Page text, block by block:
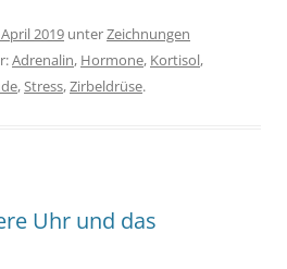
2019 unterZeichnungen
Adrenalin, Hormone, Kortisol,
,Stress,Zirbeldrüse.
Uhr und das